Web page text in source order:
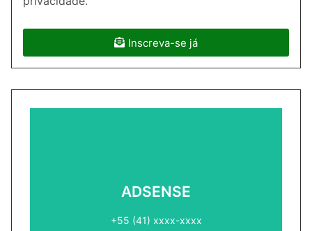
Inscreva-se já
ADSENSE
+55 (41) xxxx-xxxx
ADSENSE2
+55 (41) xxxx-xxxx